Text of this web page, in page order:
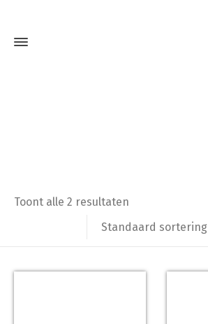
Toont alle 2 resultaten
Standaard sortering